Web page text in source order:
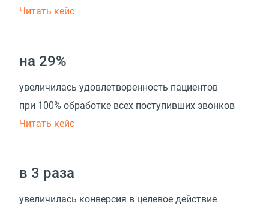
Читать кейс
на 29%
увеличилась удовлетворенность пациентов
при 100% обработке всех поступивших звонков
Читать кейс
в 3 раза
увеличилась конверсия в целевое действие